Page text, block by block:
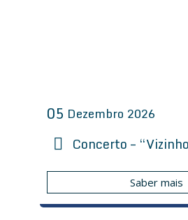
05 Dezembro 2026
Concerto –
Saber mais